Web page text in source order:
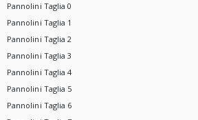
Pannolini Taglia 0
Pannolini Taglia 1
Pannolini Taglia 2
Pannolini Taglia 3
Pannolini Taglia 4
Pannolini Taglia 5
Pannolini Taglia 6